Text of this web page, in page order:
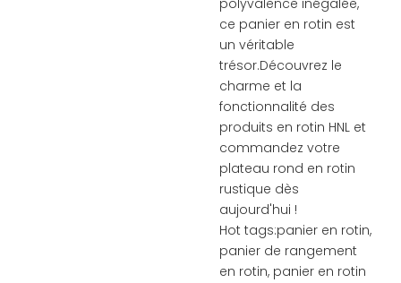
polyvalence inégalée,
ce panier en rotin est
un véritable
trésor.Découvrez le
charme et la
fonctionnalité des
produits en rotin HNL et
commandez votre
plateau rond en rotin
rustique dès
aujourd'hui !
Hot tags:panier en rotin,
panier de rangement
en rotin, panier en rotin